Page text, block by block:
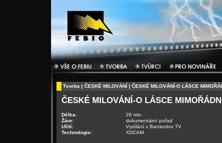
Tvorba | ČESKÉ MILOVÁNÍ | ČESKÉ MILOVÁNÍ-O LÁSCE
ČESKÉ MILOVÁNÍ-O LÁSCE
Délka:
28 min.
Žánr:
dokumentární pořad
Užití:
Vysílání v Barrandov TV
Technologie:
XDCAM